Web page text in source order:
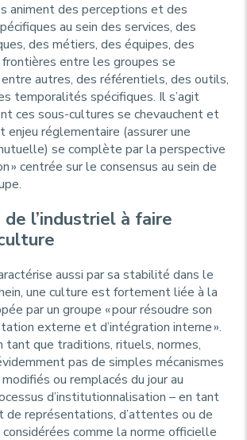
animent des perceptions et des
au sein des services, des
des métiers, des équipes, des
entre les groupes se
entre autres, des référentiels, des outils,
temporalités spécifiques. Il s’agit
ces sous-cultures se chevauchent et
enjeu réglementaire (assurer une
se complète par la perspective
» centrée sur le consensus au sein de
l’industriel à faire
aussi par sa stabilité dans le
une culture est fortement liée à la
par un groupe « pour résoudre son
externe et d’intégration interne ».
tant que traditions, rituels, normes,
pas de simples mécanismes
ou remplacés du jour au
d’institutionnalisation – en tant
de représentations, d’attentes ou de
comme la norme officielle